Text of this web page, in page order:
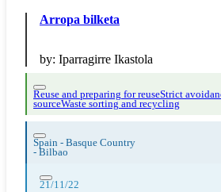
Arropa bilketa
by: Iparragirre Ikastola
Reuse and preparing for reuseStrict
sourceWaste sorting and recycling
Spain - Basque Country
- Bilbao
21/11/22